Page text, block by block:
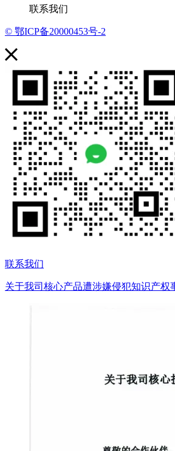
联系我们
© 鄂ICP备20000453号-2
联系我们
关于我司核心产品遭涉嫌侵犯知识产权